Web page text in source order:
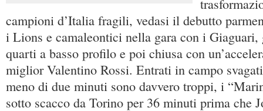
campioni d’Italia fragili, vedasi il debutto
i Lions e camaleontici nella gara con i Giaguari,
quarti a basso profilo e poi chiusa con
miglior Valentino Rossi. Entrati in campo
meno di due minuti sono davvero troppi, i
sotto scacco da Torino per 36 minuti prima che